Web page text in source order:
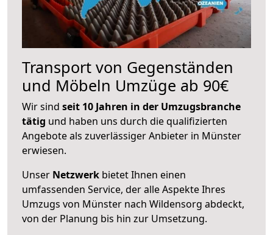
Transport von Gegenständen
und Möbeln Umzüge ab 90€
Wir sind seit 10 Jahren in der Umzugsbranche
tätig und haben uns durch die qualifizierten
Angebote als zuverlässiger Anbieter in Münster
erwiesen.
Unser Netzwerk bietet Ihnen einen
umfassenden Service, der alle Aspekte Ihres
Umzugs von Münster nach Wildensorg abdeckt,
von der Planung bis hin zur Umsetzung.